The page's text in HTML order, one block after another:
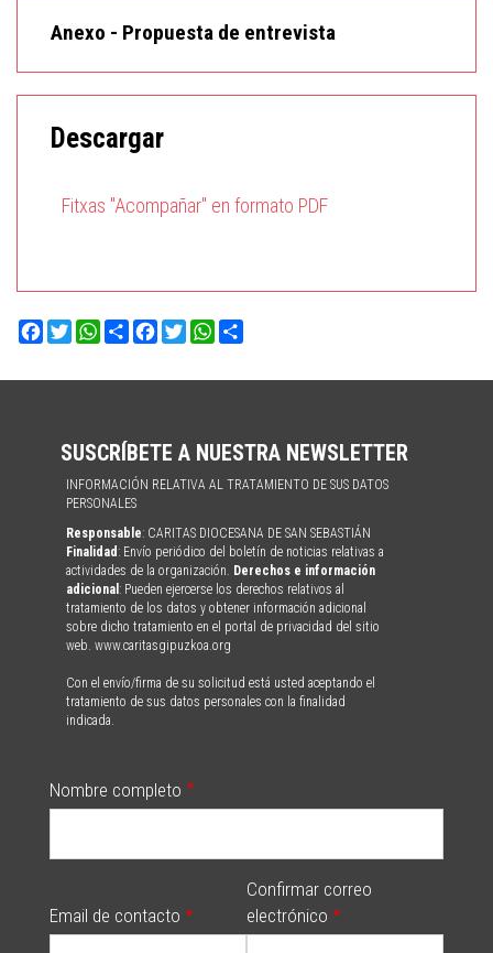
Anexo - Propuesta de entrevista
Descargar
Fitxas "Acompañar" en formato PDF
Facebook
TwitterWhatsApp
ShareFacebook
TwitterWhatsApp
SUSCRÍBETE A NUESTRA NEWSLETTER
INFORMACIÓN RELATIVA AL TRATAMIENTO DE SUS DATOS
PERSONALES
Responsable: CARITAS DIOCESANA DE SAN SEBASTIÁN
Finalidad : Envío periódico del boletín de noticias relativas a
actividades de la organización. Derechos e información
adicional : Pueden ejercerse los derechos relativos al
tratamiento de los datos y obtener información adicional
sobre dicho tratamiento en el portal de privacidad del sitio
web. www.caritasgipuzkoa.org
Con el envío/firma de su solicitud está usted aceptando el
tratamiento de sus datos personales con la finalidad
indicada.
Nombre completo
Email de contacto
Confirmar correo
electrónico